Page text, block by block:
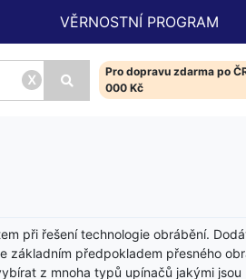
VĚRNOSTNÍ PROGRAM
x
Pro dopravu zdarma po
000 Kč
při řešení technologie obrábění.
základním předpokladem přesného
z mnoha typů upínačů jakými